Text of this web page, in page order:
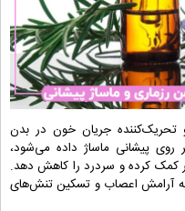
تحریک‌کننده جریان خون در بدن
پیشانی ماساژ داده می‌شود،
کمک کرده و سردرد را کاهش دهد.
آرامش اعصاب و تسکین تنش‌های